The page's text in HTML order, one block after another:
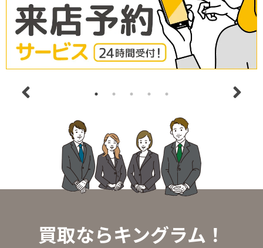
買取ならキングラム！